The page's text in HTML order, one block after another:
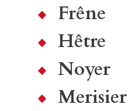
Frêne
Hêtre
Noyer
Merisier